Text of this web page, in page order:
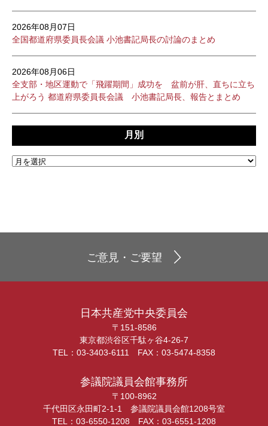
2026年08月07日
全国都道府県委員長会議 小池書記局長の討論のまとめ
2026年08月06日
全支部・地区運動で「飛躍期間」成功を 盆前が肝、直ちに立ち
上がろう 都道府県委員長会議 小池書記局長、報告とまとめ
月別
ご意見・ご要望
日本共産党中央委員会
〒151-8586
東京都渋谷区千駄ヶ谷4-26-7
TEL：03-3403-6111 FAX：03-5474-8358
参議院議員会館事務所
〒100-8962
千代田区永田町2-1-1 参議院議員会館1208号室
TEL：03-6550-1208 FAX：03-6551-1208